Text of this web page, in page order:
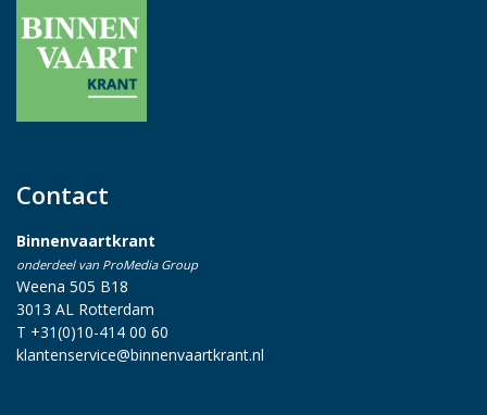
Contact
Binnenvaartkrant
onderdeel van ProMedia Group
Weena 505 B18
3013 AL Rotterdam
T +31(0)10-414 00 60
klantenservice@binnenvaartkrant.nl